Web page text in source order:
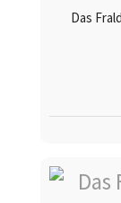
Das